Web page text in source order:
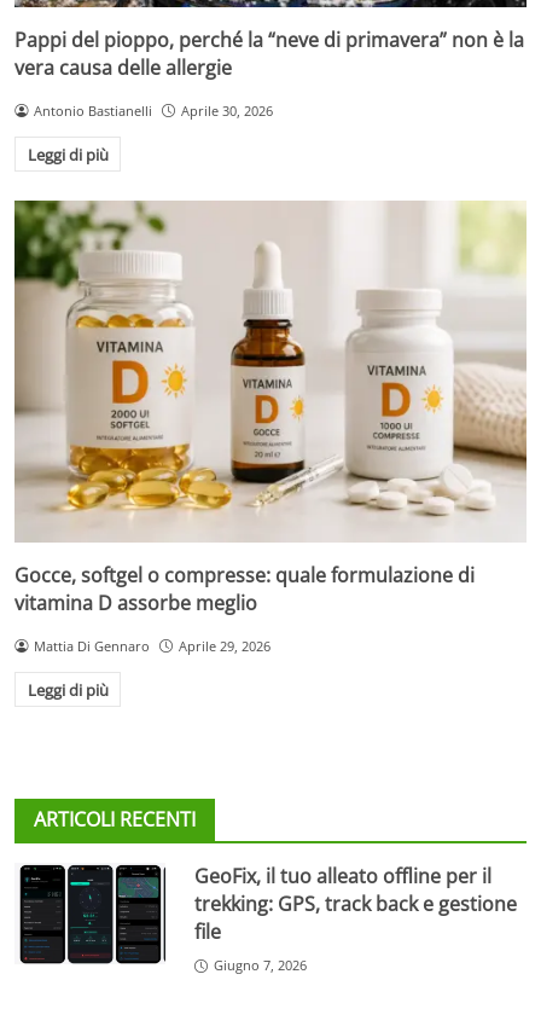
Pappi del pioppo, perché la “neve di primavera” non è la
vera causa delle allergie
Antonio Bastianelli Aprile 30, 2026
Leggi di più
Gocce, softgel o compresse: quale formulazione di
vitamina D assorbe meglio
Mattia Di Gennaro Aprile 29, 2026
Leggi di più
ARTICOLI RECENTI
GeoFix, il tuo alleato offline per il
trekking: GPS, track back e gestione
file
Giugno 7, 2026